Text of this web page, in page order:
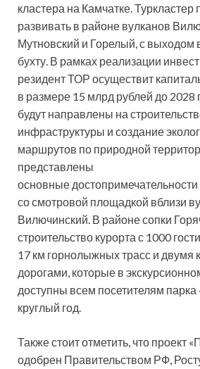
кластера на Камчатке. Туркластер
развивать в районе вулканов
Мутновский и Горелый, с выходом
бухту. В рамках реализации
резидент ТОР осуществит
в размере 15 млрд рублей до 2028
будут направлены на
инфраструктуры и создание
маршрутов по природной
представлены
основные достопримечательности
со смотровой площадкой вблизи
Вилючинский. В районе сопки
строительство курорта с 1000
17 км горнолыжных трасс и двумя
дорогами, которые в
доступны всем посетителям парка
круглый год.
Также стоит отметить, что проект
одобрен Правительством РФ,